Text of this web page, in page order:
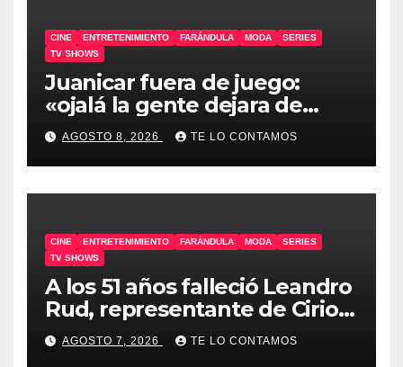
CINE ENTRETENIMIENTO FARÁNDULA MODA
SERIES
TV SHOWS
Juanicar fuera de juego:
«ojalá la gente dejara de
odiar tanto»
AGOSTO 8, 2026 TE LO CONTAMOS
CINE ENTRETENIMIENTO FARÁNDULA MODA
SERIES
TV SHOWS
A los 51 años falleció Leandro
Rud, representante de Cirio,
Loly, Marengo y Maglietti
AGOSTO 7, 2026 TE LO CONTAMOS